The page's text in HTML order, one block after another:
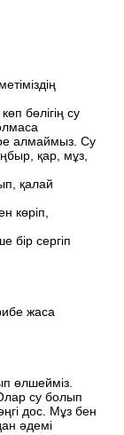
бөлігің су
алмаймыз. Су
қар, мұз,
қалай
көріп,
сергіп
жаса
өлшейміз.
су болып
дос. Мұз бен
әдемі